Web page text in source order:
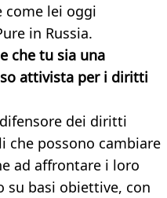
come lei oggi
in Russia.
che tu sia una
attivista per i diritti
dei diritti
che possono cambiare
ad affrontare i loro
su basi obiettive, con